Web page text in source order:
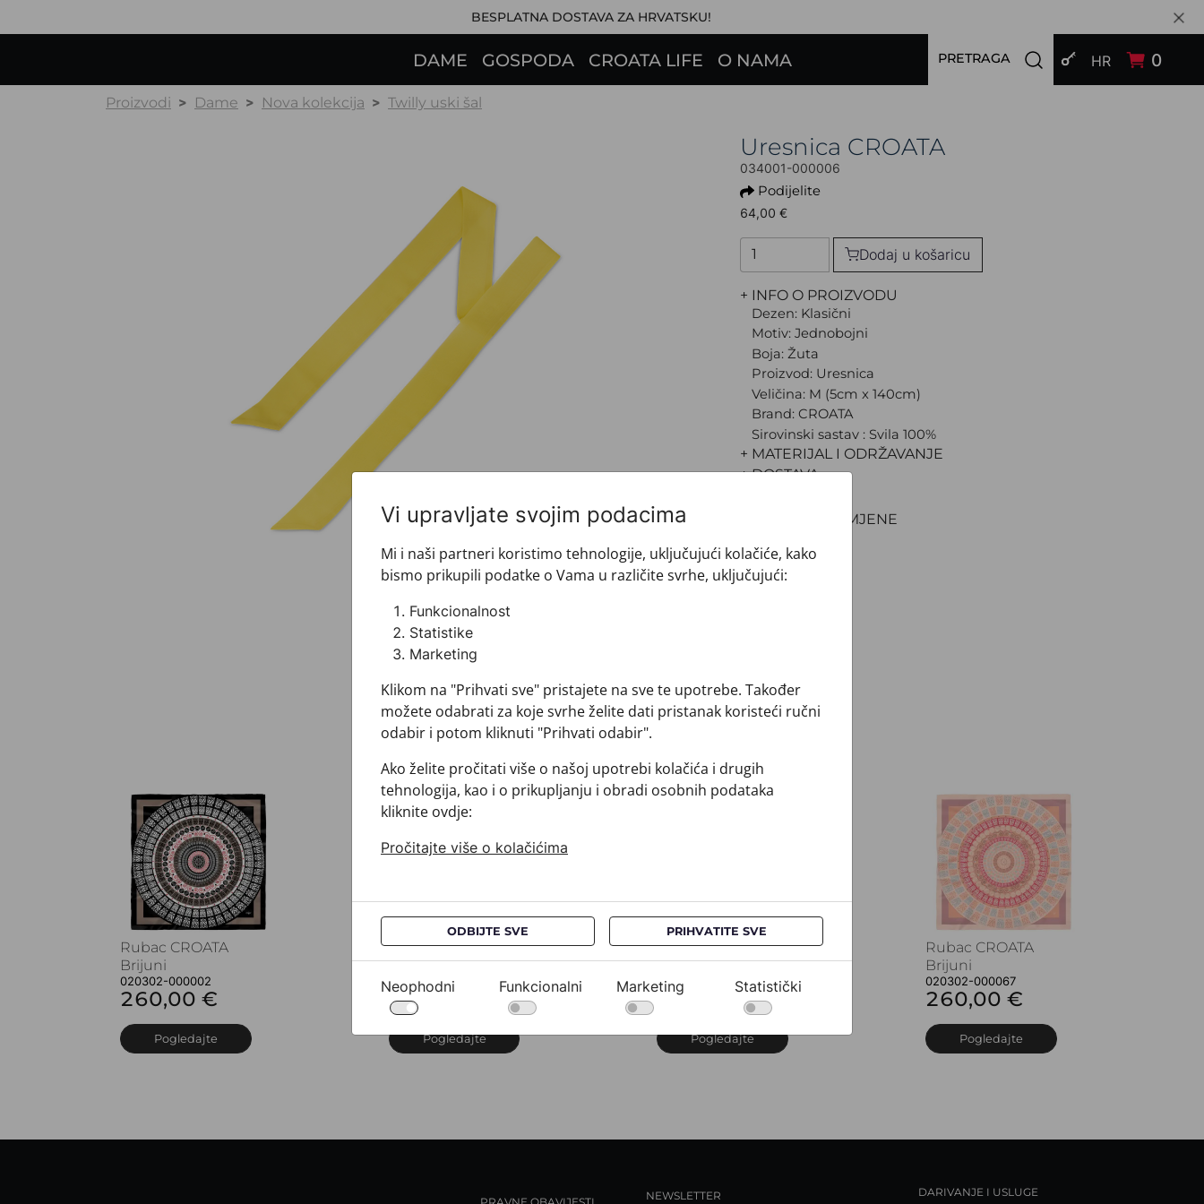
BESPLATNA DOSTAVA ZA HRVATSKU!
DAME GOSPODA CROATA LIFE O NAMA PRIJAVI SE
HR 0
PRETRAGA Open search modal
Proizvodi Dame Nova kolekcija Twilly uski šal
Uresnica CROATA
034001-000006
Podijelite
64,00 €
Dodaj u košaricu
+ INFO O PROIZVODU
Dezen: Klasični
Motiv: Jednobojni
Boja: Žuta
Proizvod: Uresnica
Veličina: M (5cm x 140cm)
Brand: CROATA
Sirovinski sastav : Svila 100%
+ MATERIJAL I ODRŽAVANJE
+ DOSTAVA
+ POVRATI I ZAMJENE
Rubac CROATA
Brijuni
020302-000002
260,00 €
Pogledajte
Rubac CROATA
Brijuni
020302-000020
260,00 €
Pogledajte
Rubac CROATA
Brijuni
020302-000065
260,00 €
Pogledajte
Rubac CROATA
Brijuni
020302-000067
260,00 €
Pogledajte
NEWSLETTER DARIVANJE I USLUGE
Vi upravljate svojim podacima
Mi i naši partneri koristimo tehnologije, uključujući kolačiće, kako
bismo prikupili podatke o Vama u različite svrhe, uključujući:
Funkcionalnost
Statistike
Marketing
Klikom na "Prihvati sve" pristajete na sve te upotrebe. Također
možete odabrati za koje svrhe želite dati pristanak koristeći ručni
odabir i potom kliknuti "Prihvati odabir".
Ako želite pročitati više o našoj upotrebi kolačića i drugih
tehnologija, kao i o prikupljanju i obradi osobnih podataka
kliknite ovdje:
Pročitajte više o kolačićima
ODBIJTE SVE PRIHVATITE SVE
Neophodni Funkcionalni Marketing Statistički